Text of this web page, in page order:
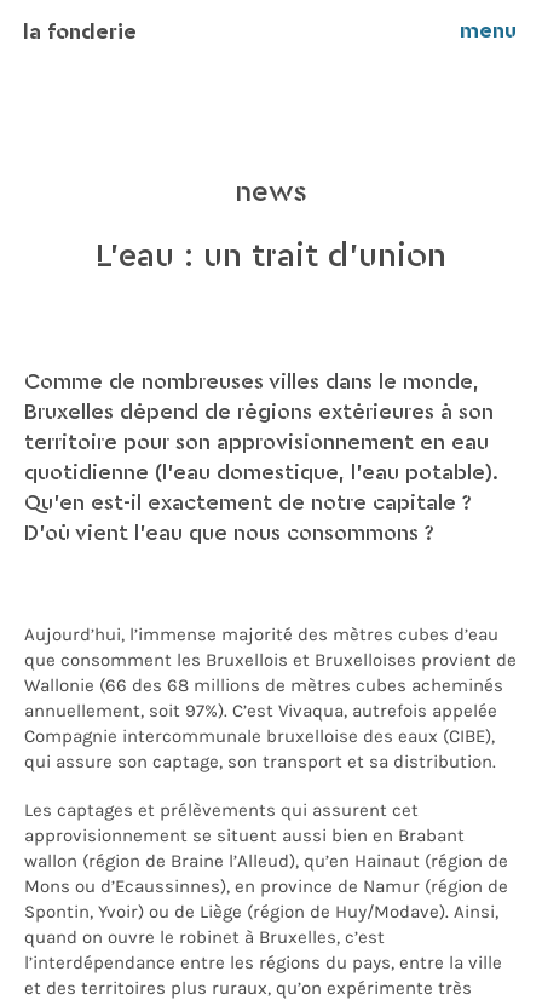
la fonderie menu
news
L’eau : un trait d’union
Comme de nombreuses villes dans le monde,
Bruxelles dépend de régions extérieures à son
territoire pour son approvisionnement en eau
quotidienne (l’eau domestique, l’eau potable).
Qu'en est-il exactement de notre capitale ?
D'où vient l'eau que nous consommons ?
Aujourd’hui, l’immense majorité des mètres cubes d’eau
que consomment les Bruxellois et Bruxelloises provient de
Wallonie (66 des 68 millions de mètres cubes acheminés
annuellement, soit 97%). C’est Vivaqua, autrefois appelée
Compagnie intercommunale bruxelloise des eaux (CIBE),
qui assure son captage, son transport et sa distribution.
Les captages et prélèvements qui assurent cet
approvisionnement se situent aussi bien en Brabant
wallon (région de Braine l’Alleud), qu’en Hainaut (région de
Mons ou d’Ecaussinnes), en province de Namur (région de
Spontin, Yvoir) ou de Liège (région de Huy/Modave). Ainsi,
quand on ouvre le robinet à Bruxelles, c’est
l’interdépendance entre les régions du pays, entre la ville
et des territoires plus ruraux, qu’on expérimente très